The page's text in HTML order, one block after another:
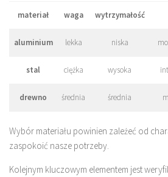
materiał waga wytrzymałość
aluminium lekka niska
stal ciężka wysoka
drewno średnia średnia
Wybór materiału powinien zależeć od
zaspokoić nasze potrzeby.
Kolejnym kluczowym elementem jest